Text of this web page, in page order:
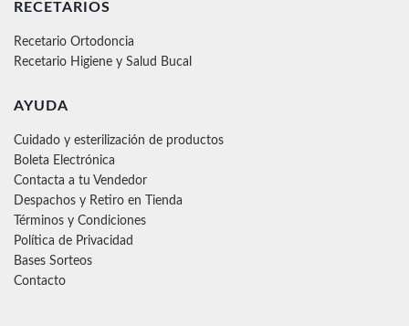
RECETARIOS
Recetario Ortodoncia
Recetario Higiene y Salud Bucal
AYUDA
Cuidado y esterilización de productos
Boleta Electrónica
Contacta a tu Vendedor
Despachos y Retiro en Tienda
Términos y Condiciones
Política de Privacidad
Bases Sorteos
Contacto